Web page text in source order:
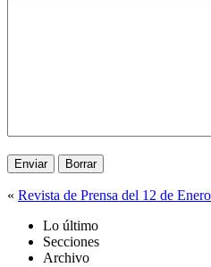
« Revista de Prensa del 12 de
Lo último
Secciones
Archivo